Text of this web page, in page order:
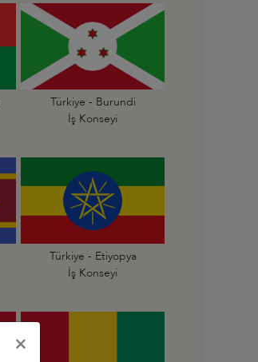
Türkiye - Burundi
İş Konseyi
Türkiye - Etiyopya
İş Konseyi
×